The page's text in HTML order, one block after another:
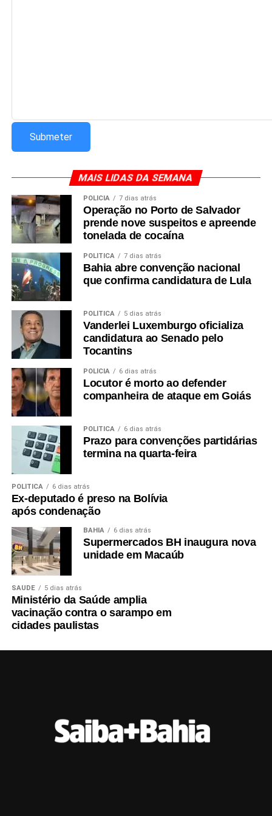
MAIS LIDAS DA SEMANA
POLÍCIA 7 dias atrás
Operação no Porto de Salvador
prende nove suspeitos e apreende
tonelada de cocaína
POLÍTICA 7 dias atrás
Bahia abre convenção nacional
que confirma candidatura de Lula
POLÍTICA 5 dias atrás
Vanderlei Luxemburgo oficializa
candidatura ao Senado pelo
Tocantins
POLÍCIA 6 dias atrás
Locutor é morto ao defender
companheira de ataque em Goiás
POLÍTICA 6 dias atrás
Prazo para convenções partidárias
termina na quarta-feira
POLÍTICA 6 dias atrás
Ex-deputado é preso na Bolívia
após condenação
BAHIA 6 dias atrás
Supermercados BH inaugura nova
unidade em Macaúb
SAÚDE 5 dias atrás
Ministério da Saúde amplia
vacinação contra o sarampo em
cidades paulistas